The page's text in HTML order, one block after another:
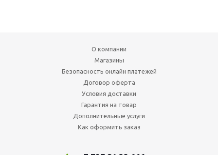
О компании
Магазины
Безопасность онлайн платежей
Договор оферта
Условия доставки
Гарантия на товар
Дополнительные услуги
Как оформить заказ